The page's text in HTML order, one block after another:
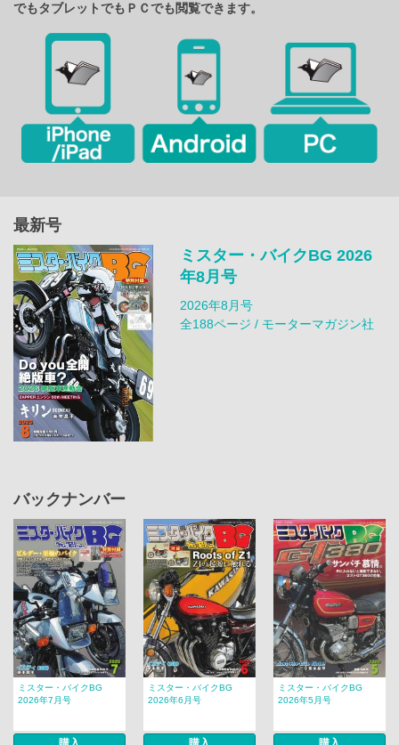
でもタブレットでもＰＣでも閲覧できます。
最新号
ミスター・バイクBG 2026
年8月号
2026年8月号
全188ページ / モーターマガジン社
バックナンバー
ミスター・バイクBG
2026年7月号
ミスター・バイクBG
2026年6月号
ミスター・バイクBG
2026年5月号